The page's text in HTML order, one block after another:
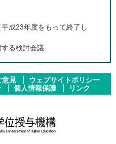
成23年度をもって終了し
る検討会議
意見
ウェブサイトポリシー
個人情報保護 リンク